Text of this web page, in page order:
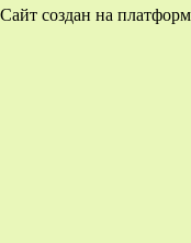
Сайт создан на